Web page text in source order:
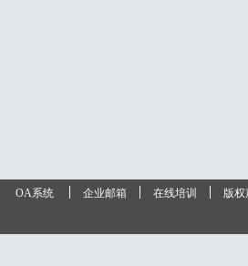
OA系统 企业邮箱 在线培训 版权